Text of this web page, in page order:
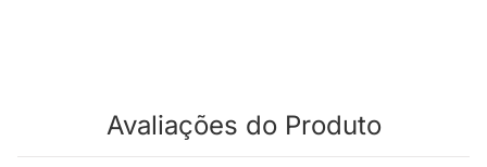
Avaliações do Produto